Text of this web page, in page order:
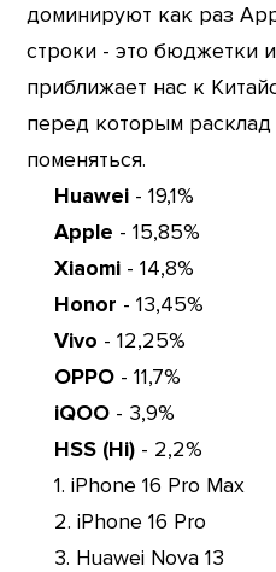
доминируют как раз
строки - это бюджетки
приближает нас к
перед которым расклад
поменяться.
Huawei- 19,1%
Apple - 15,85%
Xiaomi- 14,8%
Honor - 13,45%
Vivo - 12,25%
OPPO- 11,7%
iQOO- 3,9%
HSS (Hi)- 2,2%
1. iPhone 16 Pro Max
2. iPhone 16 Pro
3. Huawei Nova 13